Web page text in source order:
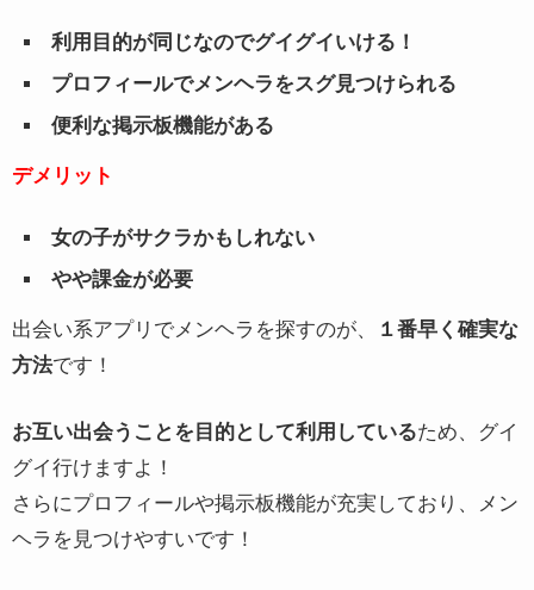
利用目的が同じなのでグイグイいける！
プロフィールでメンヘラをスグ見つけられる
便利な掲示板機能がある
デメリット
女の子がサクラかもしれない
やや課金が必要
出会い系アプリでメンヘラを探すのが、
１番早く確実な
方法です！
お互い出会うことを目的として利用しているため、グイ
グイ行けますよ！
さらにプロフィールや掲示板機能が充実しており、メン
ヘラを見つけやすいです！